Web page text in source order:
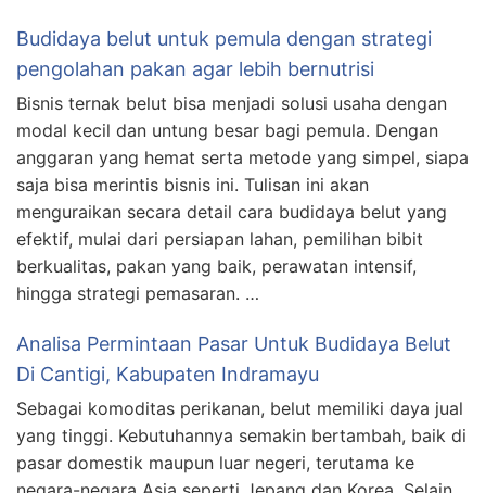
Budidaya belut untuk pemula dengan strategi
pengolahan pakan agar lebih bernutrisi
Bisnis ternak belut bisa menjadi solusi usaha dengan
modal kecil dan untung besar bagi pemula. Dengan
anggaran yang hemat serta metode yang simpel, siapa
saja bisa merintis bisnis ini. Tulisan ini akan
menguraikan secara detail cara budidaya belut yang
efektif, mulai dari persiapan lahan, pemilihan bibit
berkualitas, pakan yang baik, perawatan intensif,
hingga strategi pemasaran. …
Analisa Permintaan Pasar Untuk Budidaya Belut
Di Cantigi, Kabupaten Indramayu
Sebagai komoditas perikanan, belut memiliki daya jual
yang tinggi. Kebutuhannya semakin bertambah, baik di
pasar domestik maupun luar negeri, terutama ke